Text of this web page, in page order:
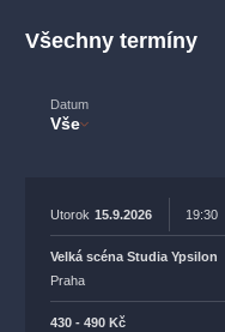
Všechny termíny
Datum
Vše
Utorok 15.9.2026 19:30
Velká scéna Studia Ypsilon
Praha
430 - 490 Kč
filmováhudba státníopera